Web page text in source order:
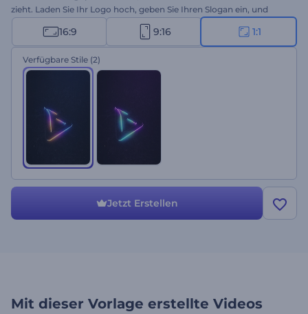
zieht. Laden Sie Ihr Logo hoch, geben Sie Ihren Slogan ein, und
fügen Sie stimmungsvolle Hintergrundmusik hinzu, um die
aufregende Atmosphäre zu intensivieren. Die Vorlage eignet sich
perfekt für Promos von Technologieunternehmen oder
Dienstleistungen, für den Auftakt von Spielekanälen, für Intros oder
16:9 9:16 1:1
Verfügbare Stile (2)
Jetzt Erstellen
Mit dieser Vorlage erstellte Videos